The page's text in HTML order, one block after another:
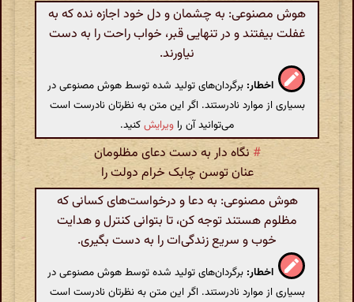
هوش مصنوعی: به چشمان و دل خود اجازه نده که به
غفلت بیفتند و در تنهایی قبر، خواب راحت را به دست
نیاورند.
اخطار: برگردان‌های تولید شده توسط هوش مصنوعی در
بسیاری از موارد نادرستند. اگر این متن به نظرتان نادرست است
می‌توانید آن را ویرایشکنید.
# نگاه دار به دست دعای مظلومان
عنان توسن چابک خرام دولت را
هوش مصنوعی: به دعا و درخواست‌های کسانی که
مظلوم هستند توجه کن، تا بتوانی کنترل و هدایت
خوب و سریع زندگی‌ات را به دست بگیری.
اخطار: برگردان‌های تولید شده توسط هوش مصنوعی در
بسیاری از موارد نادرستند. اگر این متن به نظرتان نادرست است